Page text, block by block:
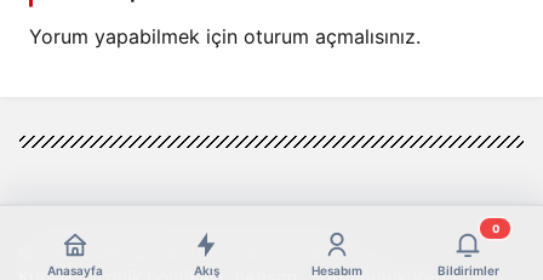
Yorum yapabilmek için oturum açmalısınız.
Anasayfa Akış Hesabım Bildirimler
0
© Telif Hakkı 2026, Tüm Hakları Saklıdır